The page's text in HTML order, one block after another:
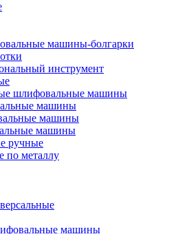
машины-болгарки
инструмент
шлифовальные машины
машины
машины
машины
ручные
по металлу
машины